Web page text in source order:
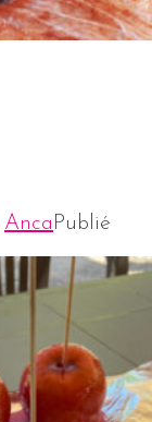
Anca Publié